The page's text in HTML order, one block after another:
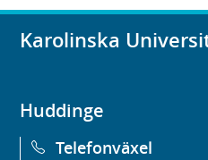
Karolinska
Huddinge
Telefonväxel